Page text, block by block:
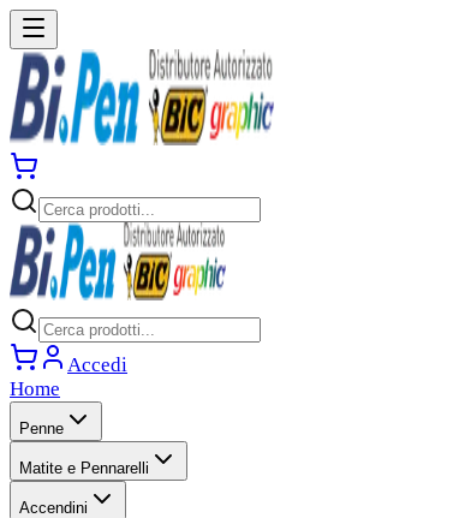
Accedi
Home
Penne
Matite e Pennarelli
Accendini